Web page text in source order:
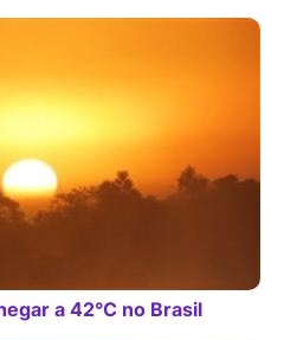
a 42°C no Brasil